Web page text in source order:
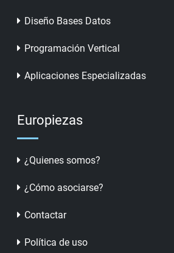
Diseño Bases Datos
Programación Vertical
Aplicaciones Especializadas
Europiezas
¿Quienes somos?
¿Cómo asociarse?
Contactar
Política de uso